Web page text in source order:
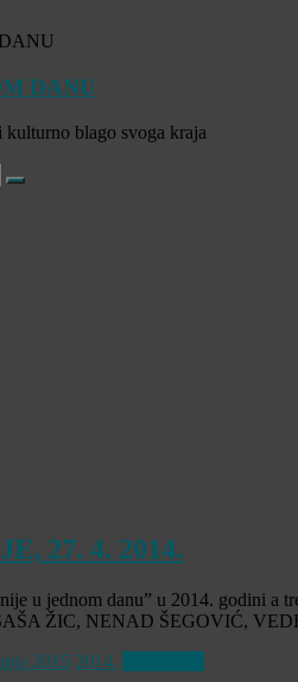
DANU
blago svoga kraja
27. 4. 2014.
u jednom danu” u 2014. godini
ŽIC, NENAD ŠEGOVIĆ,
2015 2014.